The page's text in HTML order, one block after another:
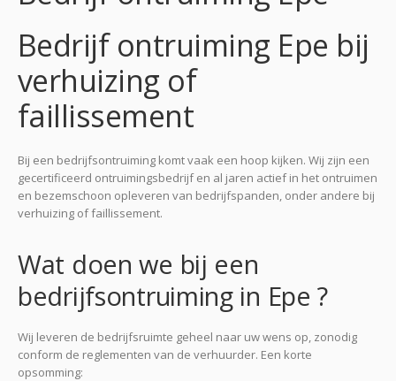
Bedrijf ontruiming Epe bij
verhuizing of
faillissement
Bij een bedrijfsontruiming komt vaak een hoop kijken. Wij zijn een
gecertificeerd ontruimingsbedrijf en al jaren actief in het ontruimen
en bezemschoon opleveren van bedrijfspanden, onder andere bij
verhuizing of faillissement.
Wat doen we bij een
bedrijfsontruiming in Epe ?
Wij leveren de bedrijfsruimte geheel naar uw wens op, zonodig
conform de reglementen van de verhuurder. Een korte
opsomming: